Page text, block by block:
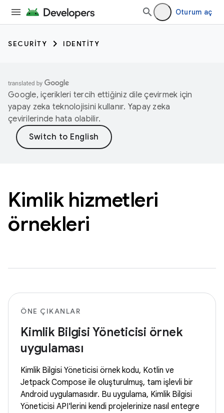
Oturum aç
SECURITY IDENTITY
Google, içerikleri tercih ettiğiniz dile çevirmek için
yapay zeka teknolojisini kullanır. Yapay zeka
çevirilerinde hata olabilir.
Kimlik hizmetleri
örnekleri
ÖNE ÇIKANLAR
Kimlik Bilgisi Yöneticisi örnek
uygulaması
Kimlik Bilgisi Yöneticisi örnek kodu, Kotlin ve
Jetpack Compose ile oluşturulmuş, tam işlevli bir
Android uygulamasıdır. Bu uygulama, Kimlik Bilgisi
Yöneticisi API'lerini kendi projelerinize nasıl entegre